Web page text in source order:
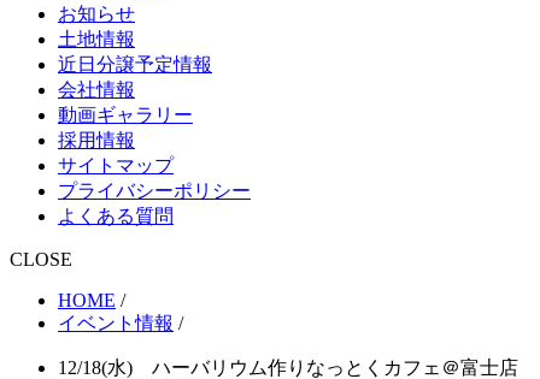
お知らせ
土地情報
近日分譲予定情報
会社情報
動画ギャラリー
採用情報
サイトマップ
プライバシーポリシー
よくある質問
CLOSE
HOME /
イベント情報 /
12/18(水) ハーバリウム作りなっとくカフェ＠富士店